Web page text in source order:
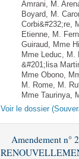
Amrani, M.
Boyard, M.
Corbi&#232;re,
Etienne, M.
Guiraud, Mme
Mme Leduc, M.
&#201;lisa
Mme Obono,
M. Rome, M.
Mme Taurinya,
Voir le dossier
Amendement